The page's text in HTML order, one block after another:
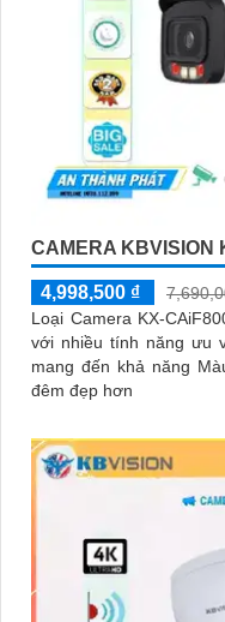
CAMERA KBVISION
4,998,500 ₫
Loại Camera KX-
với nhiều tính năng ưu việt. Với công nghệ AI,
mang đến khả năng
đêm đẹp hơn